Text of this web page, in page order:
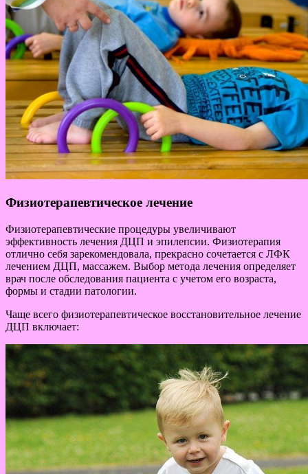
Физиотерапевтическое лечение
Физиотерапевтические процедуры увеличивают
эффективность лечения ДЦП и эпилепсии. Физиотерапия
отлично себя зарекомендовала, прекрасно сочетается с ЛФК
лечением ДЦП, массажем. Выбор метода лечения определяет
врач после обследования пациента с учетом его возраста,
формы и стадии патологии.
Чаще всего физиотерапевтическое восстановительное лечение
ДЦП включает: